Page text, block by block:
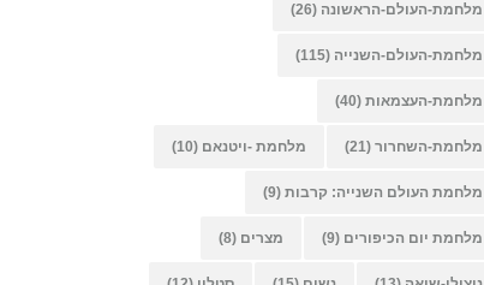
מלחמת-העולם-הראשונה (26)
מלחמת-העולם-השנייה (115)
מלחמת-העצמאות (40)
מלחמת-השחרור (21) מלחמת -ויטנאם (10)
מלחמת העולם השנייה: קרבות (9)
מלחמת יום הכיפורים (9) מצרים (8)